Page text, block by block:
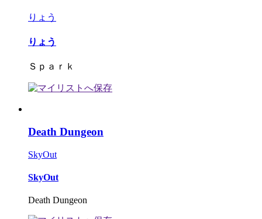
りょう
りょう
Ｓｐａｒｋ
Death Dungeon
SkyOut
SkyOut
Death Dungeon